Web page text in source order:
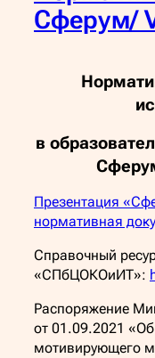
Сферум/
в
Презентация
нормативная
Справочный
«СПбЦОКОиИТ»:
Распоряжение
от 01.09.2021
мотивирующего